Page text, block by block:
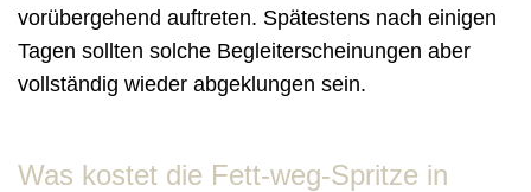
vorübergehend auftreten. Spätestens nach einigen
Tagen sollten solche Begleiterscheinungen aber
vollständig wieder abgeklungen sein.
Was kostet die Fett-weg-Spritze in